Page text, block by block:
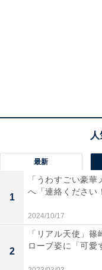
最新
1
「うわすごい豪
へ「連絡ください
2024/10/17
2
「リアル天使」
ローブ姿に「可愛